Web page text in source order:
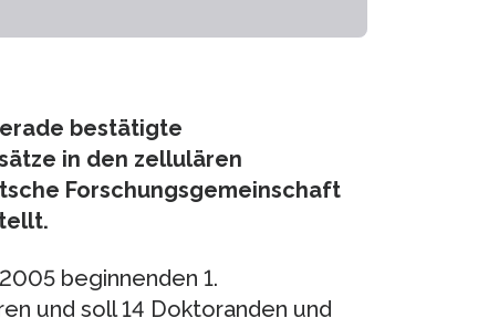
bestätigte
in den zellulären
Forschungsgemeinschaft
beginnenden 1.
und soll 14 Doktoranden und